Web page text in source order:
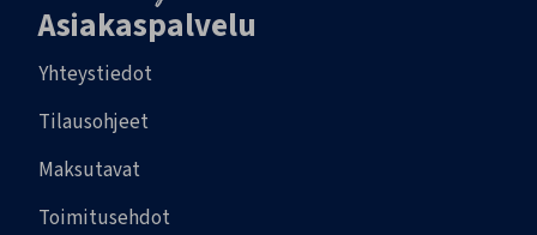
Asiakaspalvelu
Yhteystiedot
Tilausohjeet
Maksutavat
Toimitusehdot